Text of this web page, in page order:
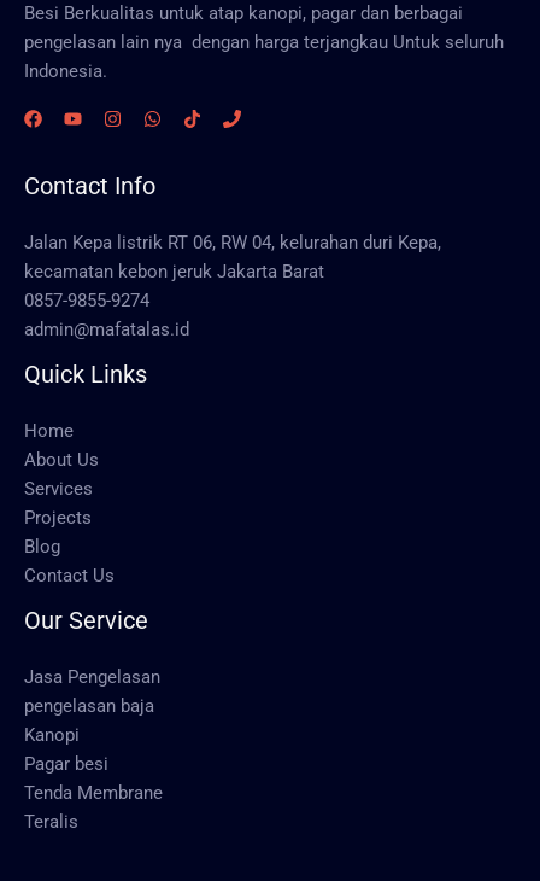
Besi Berkualitas untuk atap kanopi, pagar dan berbagai
pengelasan lain nya dengan harga terjangkau Untuk seluruh
Indonesia.
Contact Info
Jalan Kepa listrik RT 06, RW 04, kelurahan duri Kepa,
kecamatan kebon jeruk Jakarta Barat
0857-9855-9274
admin@mafatalas.id
Quick Links
Home
About Us
Services
Projects
Blog
Contact Us
Our Service
Jasa Pengelasan
pengelasan baja
Kanopi
Pagar besi
Tenda Membrane
Teralis